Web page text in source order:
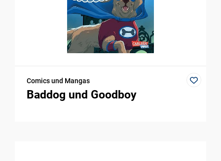
Comics und Mangas
Baddog und Goodboy